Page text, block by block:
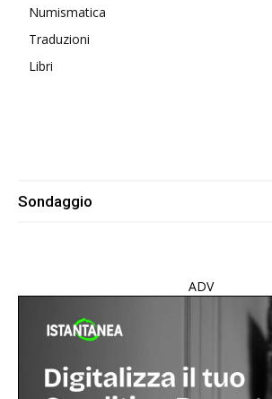
Numismatica
Traduzioni
Libri
Sondaggio
ADV